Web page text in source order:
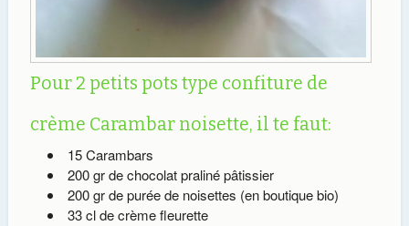
Pour 2 petits pots type confiture de
crème Carambar noisette, il te faut:
15 Carambars
200 gr de chocolat praliné pâtissier
200 gr de purée de noisettes (en boutique bio)
33 cl de crème fleurette